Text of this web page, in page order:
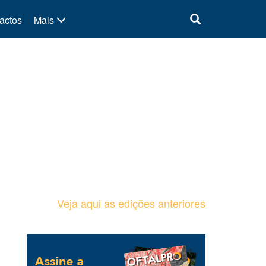
Mais
Veja aqui as edições anteriores